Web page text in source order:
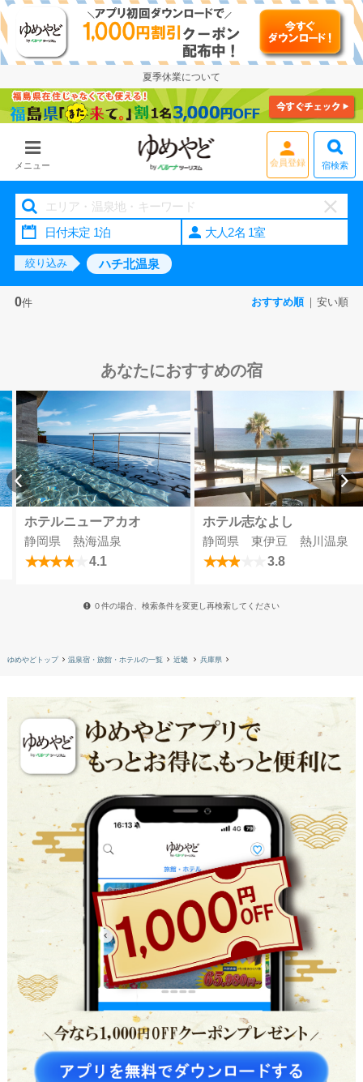
夏季休業について
メニュー
会員登録
宿検索
大人2名 1室
絞り込み ハチ北温泉
0件 おすすめ順 安い順
あなたにおすすめの宿
ホテルニューアカオ
静岡県 熱海温泉
4.1
ホテル志なよし
静岡県 東伊豆 熱川温泉
3.8
０件の場合、検索条件を変更し再検索してください
ゆめやどトップ 温泉宿・旅館・ホテルの一覧 近畿 兵庫県